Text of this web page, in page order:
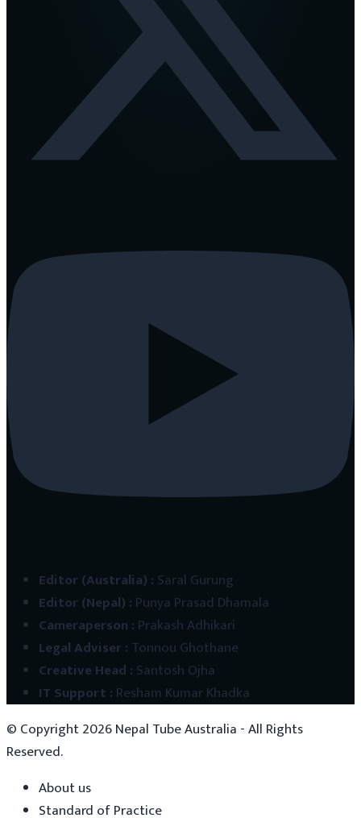
Editor (Australia) : Saral Gurung
Editor (Nepal) : Punya Prasad Dhamala
Cameraperson : Prakash Adhikari
Legal Adviser: Tonnou Ghothane
Creative Head : Santosh Ojha
IT Support : Resham Kumar Khadka
© Copyright2026Nepal Tube Australia - All Rights
Reserved.
About us
Standard of Practice